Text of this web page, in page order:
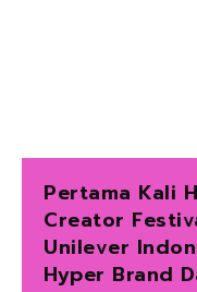
Pertama Kali
Creator
Unilever
Hyper Brand